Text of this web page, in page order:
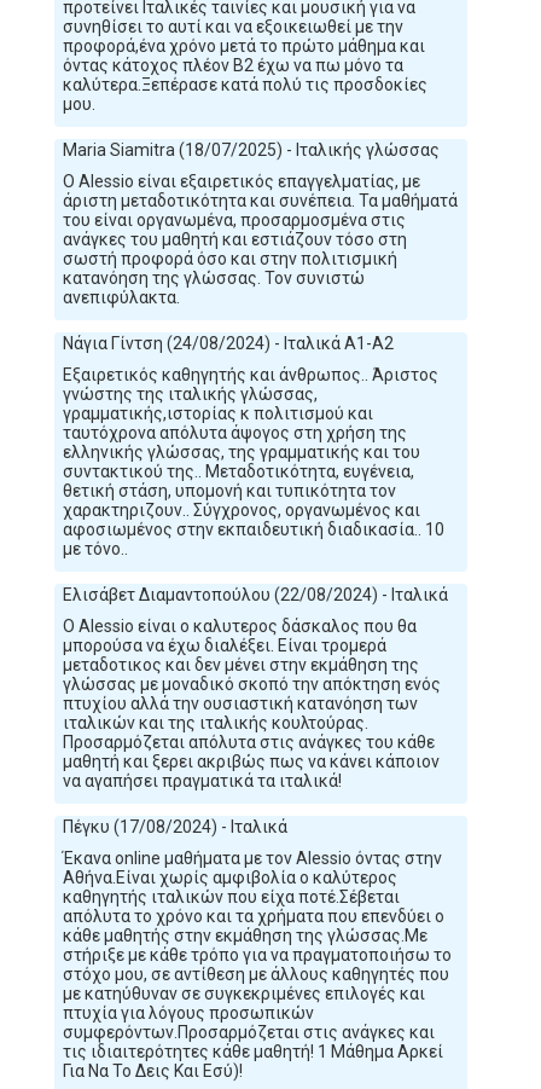
προτείνει Ιταλικές ταινίες και μουσική για να
συνηθίσει το αυτί και να εξοικειωθεί με την
προφορά,ένα χρόνο μετά το πρώτο μάθημα και
όντας κάτοχος πλέον Β2 έχω να πω μόνο τα
καλύτερα.Ξεπέρασε κατά πολύ τις προσδοκίες
μου.
Maria Siamitra (18/07/2025) - Ιταλικής γλώσσας
Ο Alessio είναι εξαιρετικός επαγγελματίας, με
άριστη μεταδοτικότητα και συνέπεια. Τα μαθήματά
του είναι οργανωμένα, προσαρμοσμένα στις
ανάγκες του μαθητή και εστιάζουν τόσο στη
σωστή προφορά όσο και στην πολιτισμική
κατανόηση της γλώσσας. Τον συνιστώ
ανεπιφύλακτα.
Νάγια Γίντση (24/08/2024) - Ιταλικά Α1-Α2
Εξαιρετικός καθηγητής και άνθρωπος.. Άριστος
γνώστης της ιταλικής γλώσσας,
γραμματικής,ιστορίας κ πολιτισμού και
ταυτόχρονα απόλυτα άψογος στη χρήση της
ελληνικής γλώσσας, της γραμματικής και του
συντακτικού της.. Μεταδοτικότητα, ευγένεια,
θετική στάση, υπομονή και τυπικότητα τον
χαρακτηριζουν.. Σύγχρονος, οργανωμένος και
αφοσιωμένος στην εκπαιδευτική διαδικασία.. 10
με τόνο..
Ελισάβετ Διαμαντοπούλου (22/08/2024) - Ιταλικά
Ο Alessio είναι ο καλυτερος δάσκαλος που θα
μπορούσα να έχω διαλέξει. Είναι τρομερά
μεταδοτικος και δεν μένει στην εκμάθηση της
γλώσσας με μοναδικό σκοπό την απόκτηση ενός
πτυχίου αλλά την ουσιαστική κατανόηση των
ιταλικών και της ιταλικής κουλτούρας.
Προσαρμόζεται απόλυτα στις ανάγκες του κάθε
μαθητή και ξερει ακριβώς πως να κάνει κάποιον
να αγαπήσει πραγματικά τα ιταλικά!
Πέγκυ (17/08/2024) - Ιταλικά
Έκανα online μαθήματα με τον Alessio όντας στην
Αθήνα.Είναι χωρίς αμφιβολία ο καλύτερος
καθηγητής ιταλικών που είχα ποτέ.Σέβεται
απόλυτα το χρόνο και τα χρήματα που επενδύει ο
κάθε μαθητής στην εκμάθηση της γλώσσας.Με
στήριξε με κάθε τρόπο για να πραγματοποιήσω το
στόχο μου, σε αντίθεση με άλλους καθηγητές που
με κατηύθυναν σε συγκεκριμένες επιλογές και
πτυχία για λόγους προσωπικών
συμφερόντων.Προσαρμόζεται στις ανάγκες και
τις ιδιαιτερότητες κάθε μαθητή! 1 Μάθημα Αρκεί
Για Να Το Δεις Και Εσύ)!